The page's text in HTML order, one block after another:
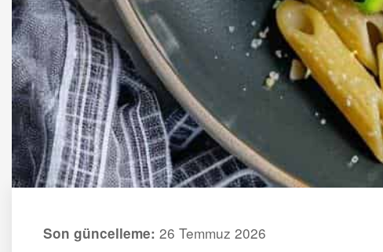
Son güncelleme: 26 Temmuz 2026